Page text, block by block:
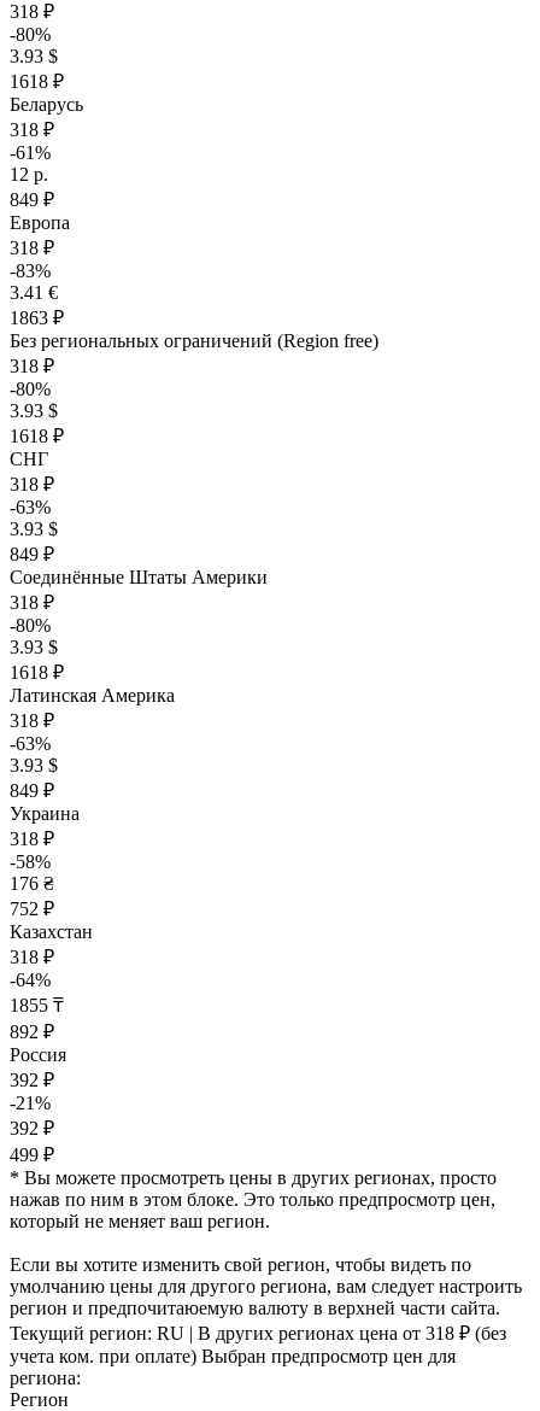
318 ₽
-80%
3.93 $
1618 ₽
Беларусь
318 ₽
-61%
12 р.
849 ₽
Европа
318 ₽
-83%
3.41 €
1863 ₽
Без региональных ограничений (Region free)
318 ₽
-80%
3.93 $
1618 ₽
СНГ
318 ₽
-63%
3.93 $
849 ₽
Соединённые Штаты Америки
318 ₽
-80%
3.93 $
1618 ₽
Латинская Америка
318 ₽
-63%
3.93 $
849 ₽
Украина
318 ₽
-58%
176 ₴
752 ₽
Казахстан
318 ₽
-64%
1855 ₸
892 ₽
Россия
392 ₽
-21%
392 ₽
499 ₽
* Вы можете просмотреть цены в других регионах, просто
нажав по ним в этом блоке. Это только предпросмотр цен,
который не меняет ваш регион.
Если вы хотите изменить свой регион, чтобы видеть по
умолчанию цены для другого региона, вам следует настроить
регион и предпочитаюемую валюту в верхней части сайта.
Текущий регион: RU | В других регионах цена от 318 ₽ (без
учета ком. при оплате) Выбран предпросмотр цен для
региона:
Регион